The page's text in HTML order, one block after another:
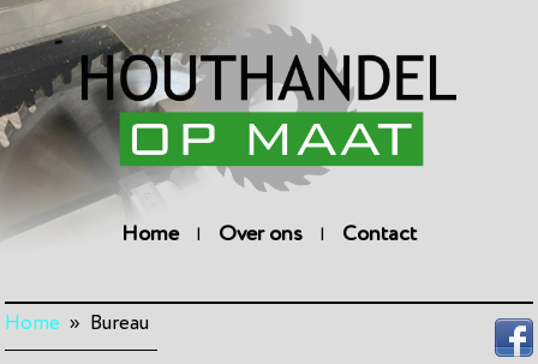
Home Over ons Contact
Home » Bureau